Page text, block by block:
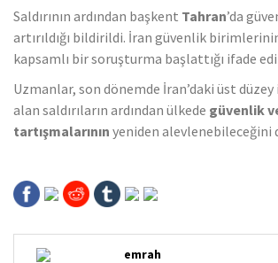
Saldırının ardından başkent Tahran’da
artırıldığı bildirildi. İran güvenlik
kapsamlı bir soruşturma başlattığı ifade
Uzmanlar, son dönemde İran’daki üst
alan saldırıların ardından ülkede güvenlik
tartışmalarının yeniden alevlenebileceğini
emrah